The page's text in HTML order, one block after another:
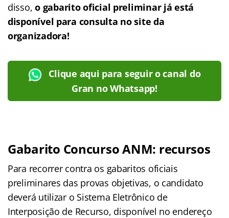
disso,o gabarito oficial preliminar já está
disponível para consulta no site da
organizadora!
Clique aqui para seguir o canal do
Gran no Whatsapp!
Gabarito Concurso ANM: recursos
Para recorrer contra os gabaritos oficiais
preliminares das provas objetivas, o candidato
deverá utilizar o Sistema Eletrônico de
Interposição de Recurso, disponível no endereço